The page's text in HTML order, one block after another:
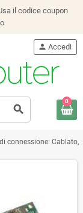
il codice coupon
search
person Accedi
0
connessione: